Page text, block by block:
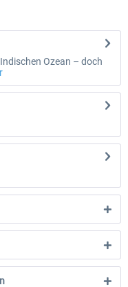
Ozean – doch